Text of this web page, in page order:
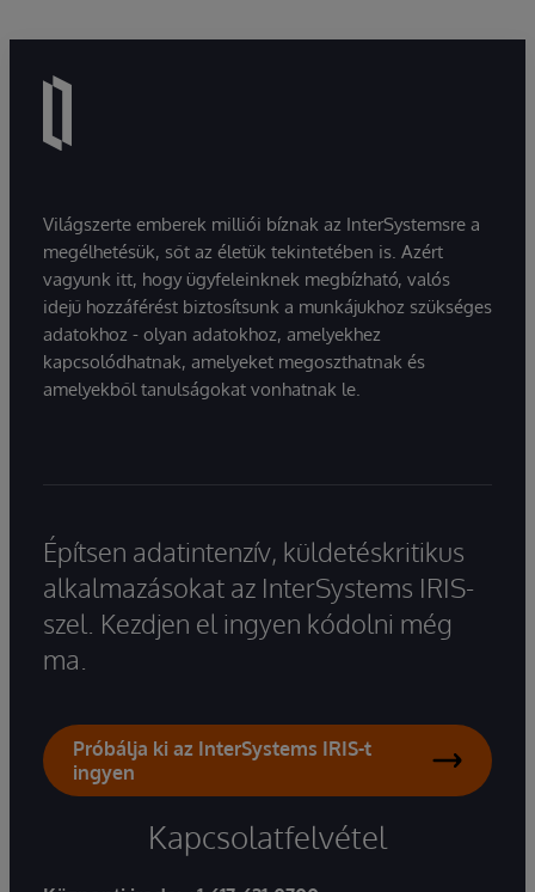
Világszerte emberek milliói bíznak az InterSystemsre a
megélhetésük, sőt az életük tekintetében is. Azért
vagyunk itt, hogy ügyfeleinknek megbízható, valós
idejű hozzáférést biztosítsunk a munkájukhoz szükséges
adatokhoz - olyan adatokhoz, amelyekhez
kapcsolódhatnak, amelyeket megoszthatnak és
amelyekből tanulságokat vonhatnak le.
Építsen adatintenzív, küldetéskritikus
alkalmazásokat az InterSystems IRIS-
szel. Kezdjen el ingyen kódolni még
ma.
Próbálja ki az InterSystems IRIS-t
ingyen
Kapcsolatfelvétel